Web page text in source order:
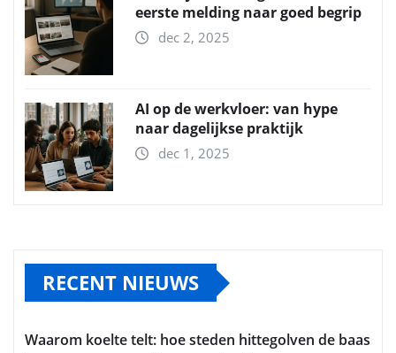
eerste melding naar goed begrip
dec 2, 2025
AI op de werkvloer: van hype
naar dagelijkse praktijk
dec 1, 2025
RECENT NIEUWS
Waarom koelte telt: hoe steden hittegolven de baas